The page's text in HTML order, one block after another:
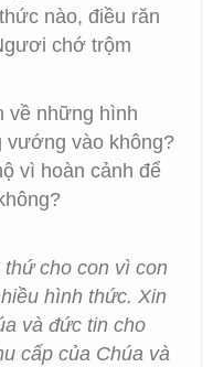
nào, điều răn
chớ trộm
về những hình
vướng vào không?
vì hoàn cảnh để
cho con vì con
hình thức. Xin
và đức tin cho
cấp của Chúa và